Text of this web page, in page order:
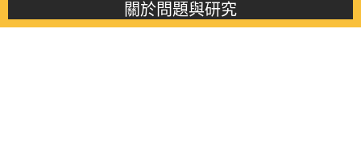
關於問題與研究
About this journal